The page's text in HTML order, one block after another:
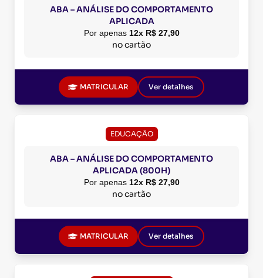
ABA – ANÁLISE DO COMPORTAMENTO
APLICADA
Por apenas 12x R$ 27,90
no cartão
MATRICULAR Ver detalhes
EDUCAÇÃO
ABA – ANÁLISE DO COMPORTAMENTO
APLICADA (800H)
Por apenas 12x R$ 27,90
no cartão
MATRICULAR Ver detalhes